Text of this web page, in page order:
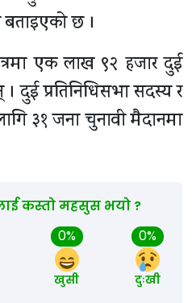
बताइएको छ ।
एक लाख ९२ हजार दुई
दुई प्रतिनिधिसभा सदस्य र
३१ जना चुनावी मैदानमा
कस्तो महसुस भयो ?
0%
खुसी
0%
दुःखी